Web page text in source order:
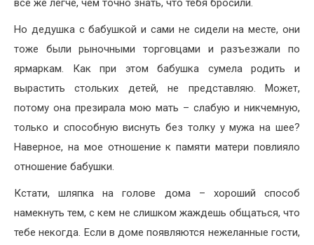
все же легче, чем точно знать, что тебя бросили.
Но дедушка с бабушкой и сами не сидели на месте, они
тоже были рыночными торговцами и разъезжали по
ярмаркам. Как при этом бабушка сумела родить и
вырастить стольких детей, не представляю. Может,
потому она презирала мою мать – слабую и никчемную,
только и способную виснуть без толку у мужа на шее?
Наверное, на мое отношение к памяти матери повлияло
отношение бабушки.
Кстати, шляпка на голове дома – хороший способ
намекнуть тем, с кем не слишком жаждешь общаться, что
тебе некогда. Если в доме появляются нежеланные гости,